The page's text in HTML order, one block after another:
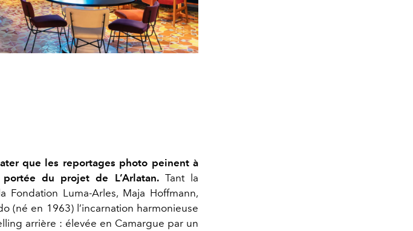
que les reportages photo peinent à
du projet de L’Arlatan.Tant la
Luma-Arles, Maja Hoffmann,
(né en 1963) l’incarnation harmonieuse
arrière : élevée en Camargue par un